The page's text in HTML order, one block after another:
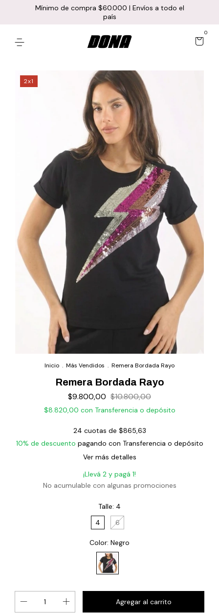
Mínimo de compra $60.000 | Envíos a todo el
país
0
2x1
Inicio . Más Vendidos . Remera Bordada Rayo
Remera Bordada Rayo
$9.800,00 $10.800,00
$8.820,00 con Transferencia o depósito
24 cuotas de $865,63
10% de descuento pagando con Transferencia o depósito
Ver más detalles
¡Llevá 2 y pagá 1!
No acumulable con algunas promociones
Talle: 4
4
6
Color: Negro